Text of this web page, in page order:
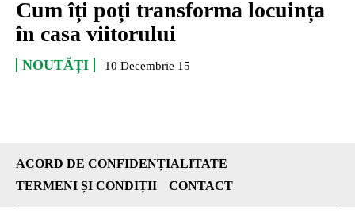
Cum îți poți transforma locuința
în casa viitorului
NOUTĂȚI 10 Decembrie 15
ACORD DE CONFIDENȚIALITATE
TERMENI ȘI CONDIȚII
CONTACT